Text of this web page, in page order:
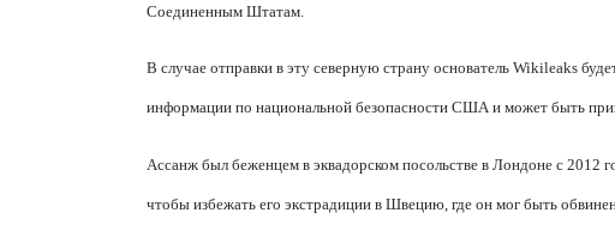
Соединенным Штатам.
В случае отправки в эту северную страну основатель Wikileaks
информации по национальной безопасности США и может быть
Ассанж был беженцем в эквадорском посольстве в Лондоне с 2012
чтобы избежать его экстрадиции в Швецию, где он мог быть